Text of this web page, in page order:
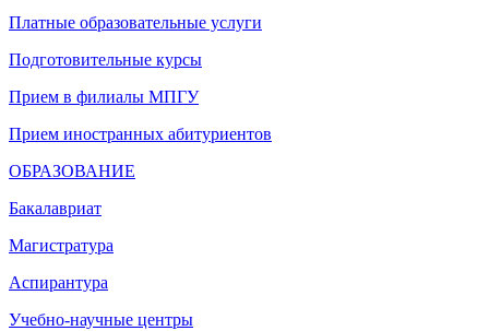
Платные образовательные услуги
Подготовительные курсы
Прием в филиалы МПГУ
Прием иностранных абитуриентов
ОБРАЗОВАНИЕ
Бакалавриат
Магистратура
Аспирантура
Учебно-научные центры